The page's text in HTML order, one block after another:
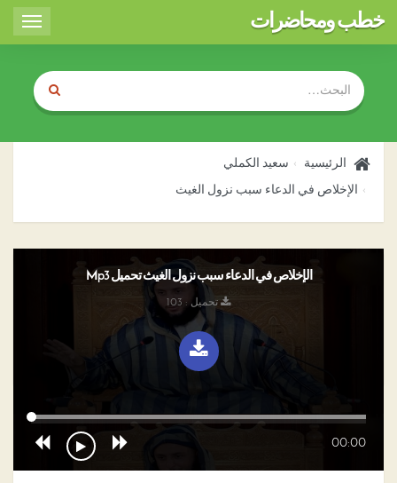
Toggle
خطب ومحاضرات
الرئيسية سعيد الكملي
الإخلاص في الدعاء سبب نزول الغيث
الإخلاص في الدعاء سبب نزول الغيث تحميل Mp3
تحميل : 103
00:00